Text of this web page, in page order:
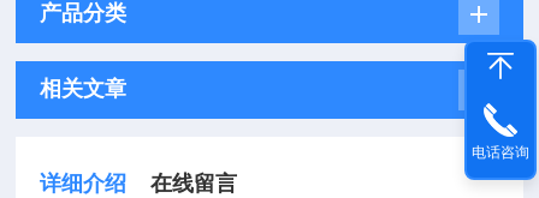
产品分类
相关文章
详细介绍 在线留言
电话咨询